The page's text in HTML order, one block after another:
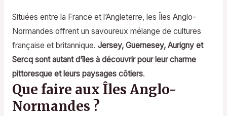
Situées entre la France et l’Angleterre, les Îles Anglo-
Normandes offrent un savoureux mélange de cultures
française et britannique. Jersey, Guernesey, Aurigny et
Sercq sont autant d’îles à découvrir pour leur charme
pittoresque et leurs paysages côtiers.
Que faire aux Îles Anglo-
Normandes ?